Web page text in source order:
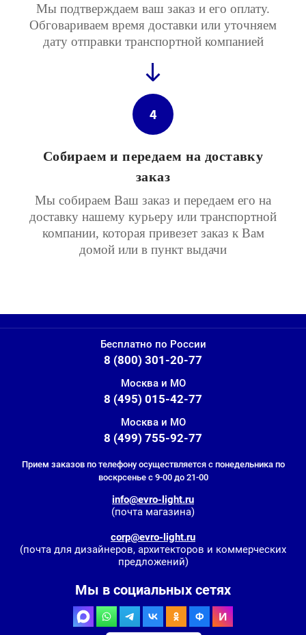
Мы подтверждаем ваш заказ и его оплату.
Обговариваем время доставки или уточняем
дату отправки транспортной компанией
4
Собираем и передаем на доставку
заказ
Мы собираем Ваш заказ и передаем его на
доставку нашему курьеру или транспортной
компании, которая привезет заказ к Вам
домой или в пункт выдачи
Бесплатно по России
8 (800) 301-20-77
Москва и МО
8 (495) 015-42-77
Москва и МО
8 (499) 755-92-77
Прием заказов по телефону осуществляется с понедельника по
воскрсенье с 9-00 до 21-00
info@evro-light.ru
(почта магазина)
corp@evro-light.ru
(почта для дизайнеров, архитекторов и коммерческих
предложений)
Мы в социальных сетях